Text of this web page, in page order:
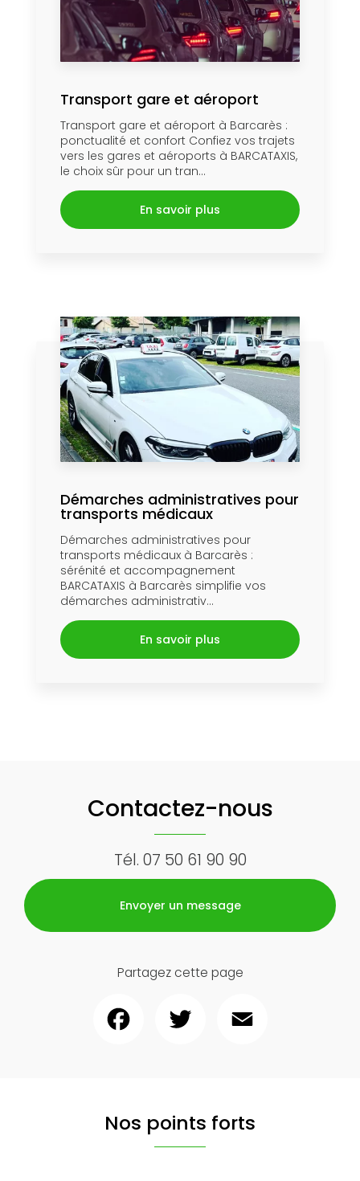
Transport gare et aéroport
Transport gare et aéroport à Barcarès :
ponctualité et confort Confiez vos trajets
vers les gares et aéroports à BARCATAXIS,
le choix sûr pour un tran...
En savoir plus
Démarches administratives pour
transports médicaux
Démarches administratives pour
transports médicaux à Barcarès :
sérénité et accompagnement
BARCATAXIS à Barcarès simplifie vos
démarches administrativ...
En savoir plus
Contactez-nous
Tél. 07 50 61 90 90
Envoyer un message
Partagez cette page
Nos points forts